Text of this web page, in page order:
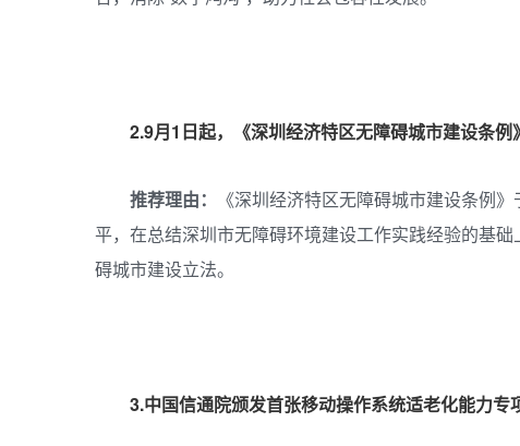
2.9月1日起，《深圳经济特区无障碍城市建设条例
推荐理由：
《深圳经济特区无障碍城市建设条例
平，在总结深圳市无障碍环境建设工作实践经验的基
碍城市建设立法。
3.中国信通院颁发首张移动操作系统适老化能力专